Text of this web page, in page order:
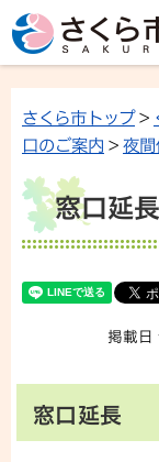
さくら市トップ>
口のご案内 > 夜間
窓口延
掲載日
窓口延長